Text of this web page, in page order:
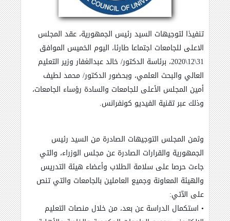
تنفيذا لتوجيهات السيد رئيس الجمهورية، عقد المجلس
الاعلى للجامعات اجتماعا طارئا، اليوم الخميس الموافق
31\12\2020، برئاسة الدكتور/ خالد عبدالغفار وزير التعليم
العالي والبحث العلمي، وبحضور الدكتور/ محمد لطيف
أمين المجلس الأعلى للجامعات والسادة رؤساء الجامعات،
وذلك عبر تقنية الفيديو كونفرانس.
وثمن المجلس التوجيهات الصادرة من السيد رئيس
الجمهورية والقرارات الصادرة عن مجلس الوزراء، والتي
جاءت حرصا على سلامة الطلاب وأعضاء هيئة التدريس
والهيئة المعاونة وجميع العاملين بالجامعات والتي تنص
على الآتي:
• استكمال الدراسة عن بعد، من خلال منصات التعليم